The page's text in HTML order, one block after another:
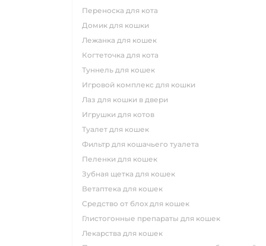
переноска для кота
домик для кошки
лежанка для кошек
когтеточка для кота
туннель для кошек
игровой комплекс для кошки
лаз для кошки в двери
игрушки для котов
туалет для кошек
фильтр для кошачьего туалета
пеленки для кошек
зубная щетка для кошек
ветаптека для кошек
средство от блох для кошек
глистогонные препараты для кошек
лекарства для кошек